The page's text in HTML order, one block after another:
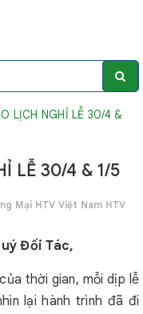
LỊCH NGHỈ LỄ 30/4 &
LỄ 30/4 & 1/5
Mại HTV Việt Nam HTV
Đối Tác,
thời gian, mỗi dịp lễ
lại hành trình đã đi